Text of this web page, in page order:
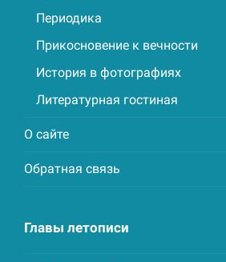
Периодика
Прикосновение к вечности
История в фотографиях
Литературная гостиная
О сайте
Обратная связь
Главы летописи